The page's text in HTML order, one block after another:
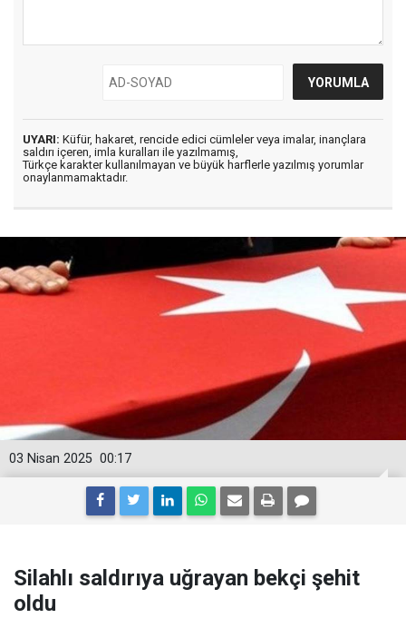
UYARI: Küfür, hakaret, rencide edici cümleler veya imalar, inançlara
saldırı içeren, imla kuralları ile yazılmamış,
Türkçe karakter kullanılmayan ve büyük harflerle yazılmış yorumlar
onaylanmamaktadır.
00:17
03 Nisan 2025
Silahlı saldırıya uğrayan bekçi şehit
oldu